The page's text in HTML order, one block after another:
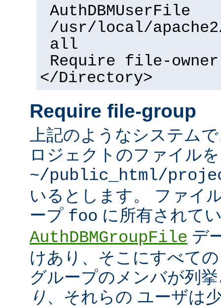
AuthDBMUserFile
/usr/local/
all
Require file-owner
</Directory>
Require file-group
上記のようなシステム
ロジェクトのファイルを
~/public_html/
いるとします。 ファイ
ープ foo に所有されて
AuthDBMGroupFile デ
けあり、そこにすべて
グループのメンバが列
り、それらの ユーザは